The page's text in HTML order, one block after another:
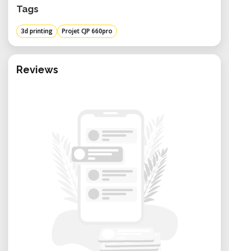
detallada de las características, materiales,
aplicaciones y ventajas de la CJP 660Pro,
proporcionando información valiosa para
los profesionales que consideran esta
solución avanzada de impresión 3D.
polvo, donde aglutinantes de color se
inyectan selectivamente en capas de polvo,
creando modelos 3D a todo color.
o Este proceso elimina la necesidad de
soportes, simplificando el post-
Tags
3d printing Projet CJP 660pro
Reviews